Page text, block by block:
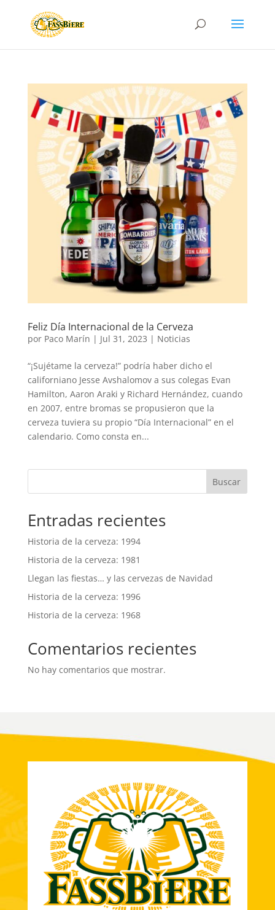
Feliz Día Internacional de la Cerveza
por Paco Marín | Jul 31, 2023 | Noticias
“¡Sujétame la cerveza!” podría haber dicho el
californiano Jesse Avshalomov a sus colegas Evan
Hamilton, Aaron Araki y Richard Hernández, cuando
en 2007, entre bromas se propusieron que la
cerveza tuviera su propio “Día Internacional” en el
calendario. Como consta en...
Buscar
Entradas recientes
Historia de la cerveza: 1994
Historia de la cerveza: 1981
Llegan las fiestas… y las cervezas de Navidad
Historia de la cerveza: 1996
Historia de la cerveza: 1968
Comentarios recientes
No hay comentarios que mostrar.